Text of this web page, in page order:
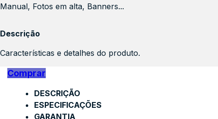
Manual, Fotos em alta, Banners...
Descrição
Características e detalhes do produto.
Comprar
DESCRIÇÃO
ESPECIFICAÇÕES
GARANTIA